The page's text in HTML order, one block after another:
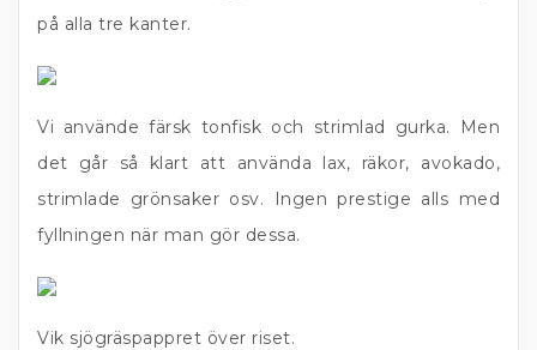
på alla tre kanter.
Vi använde färsk tonfisk och strimlad gurka. Men
det går så klart att använda lax, räkor, avokado,
strimlade grönsaker osv. Ingen prestige alls med
fyllningen när man gör dessa.
Vik sjögräspappret över riset.